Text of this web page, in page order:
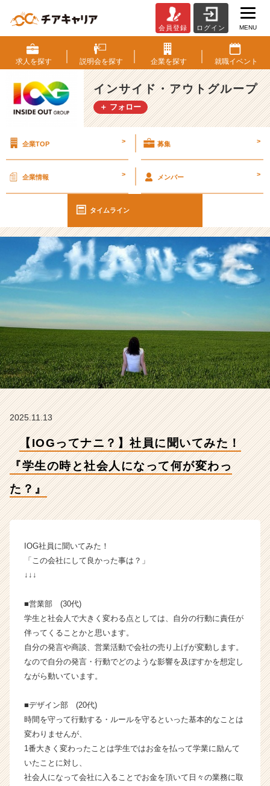
O
G
っ
て
ナ
ニ？】
聞
み
た！
生
時
と
人
な
っ
て
何
が
た？』
【イ
ン
サ
グ
ル
タ
イ
ム
ラ
イ
ン
ー・
長
会員登録 ログイン MENU
求人を探す 説明会を探す 企業を探す 就職イベント
インサイド・アウトグループ
＋ フォロー
企業TOP > 募集 >
企業情報 > メンバー >
タイムライン
2025.11.13
【IOGってナニ？】社員に聞いてみた！
『学生の時と社会人になって何が変わっ
た？』
IOG社員に聞いてみた！
「この会社にして良かった事は？」
↓↓↓
■営業部 (30代)
学生と社会人で大きく変わる点としては、自分の行動に責任が
伴ってくることかと思います。
自分の発言や商談、営業活動で会社の売り上げが変動します。
なので自分の発言・行動でどのような影響を及ぼすかを想定し
ながら動いています。
■デザイン部 (20代)
時間を守って行動する・ルールを守るといった基本的なことは
変わりませんが、
1番大きく変わったことは学生ではお金を払って学業に励んて
いたことに対し、
社会人になって会社に入ることでお金を頂いて日々の業務に取